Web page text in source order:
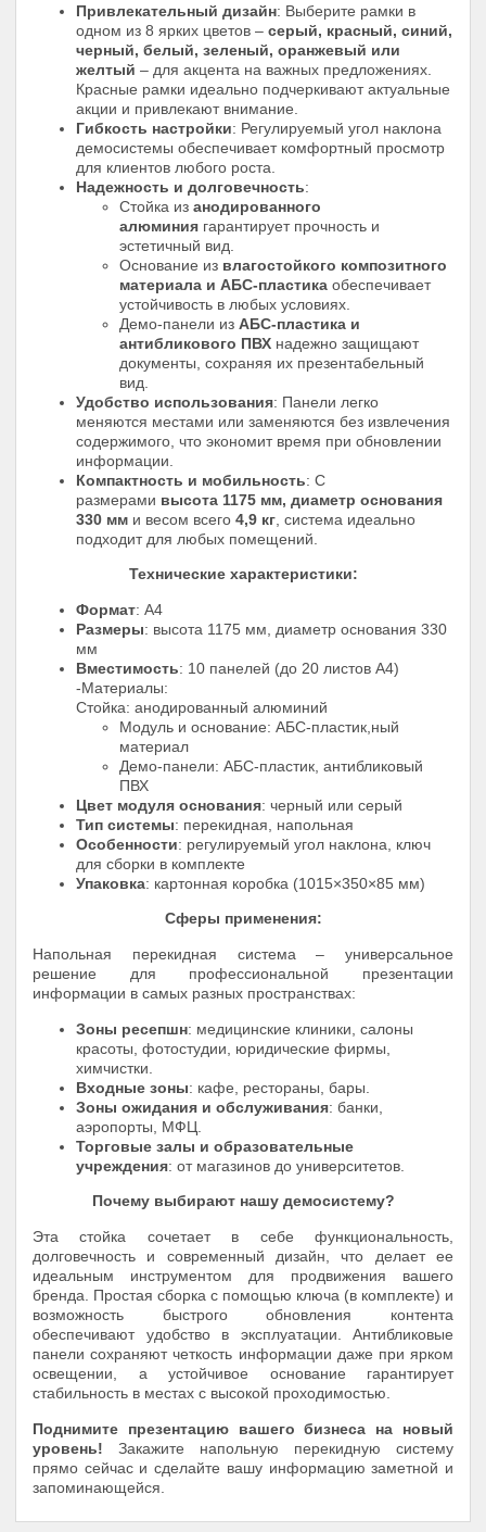
Привлекательный дизайн: Выберите рамки в
одном из 8 ярких цветов – серый, красный, синий,
черный, белый, зеленый, оранжевый или
желтый – для акцента на важных предложениях.
Красные рамки идеально подчеркивают актуальные
акции и привлекают внимание.
Гибкость настройки: Регулируемый угол наклона
демосистемы обеспечивает комфортный просмотр
для клиентов любого роста.
Надежность и долговечность:
Стойка из анодированного
алюминия гарантирует прочность и
эстетичный вид.
Основание из влагостойкого композитного
материала и АБС-пластика обеспечивает
устойчивость в любых условиях.
Демо-панели из АБС-пластика и
антибликового ПВХ надежно защищают
документы, сохраняя их презентабельный
вид.
Удобство использования: Панели легко
меняются местами или заменяются без извлечения
содержимого, что экономит время при обновлении
информации.
Компактность и мобильность: С
размерами высота 1175 мм, диаметр основания
330 мм и весом всего 4,9 кг , система идеально
подходит для любых помещений.
Технические характеристики:
Формат: А4
Размеры: высота 1175 мм, диаметр основания 330
мм
Вместимость: 10 панелей (до 20 листов А4)
-Материалы:
Стойка: анодированный алюминий
Модуль и основание: АБС-пластик,ный
материал
Демо-панели: АБС-пластик, антибликовый
ПВХ
Цвет модуля основания: черный или серый
Тип системы: перекидная, напольная
Особенности: регулируемый угол наклона, ключ
для сборки в комплекте
Упаковка: картонная коробка (1015×350×85 мм)
Сферы применения:
Напольная перекидная система – универсальное
решение для профессиональной презентации
информации в самых разных пространствах:
Зоны ресепшн: медицинские клиники, салоны
красоты, фотостудии, юридические фирмы,
химчистки.
Входные зоны: кафе, рестораны, бары.
Зоны ожидания и обслуживания: банки,
аэропорты, МФЦ.
Торговые залы и образовательные
учреждения: от магазинов до университетов.
Почему выбирают нашу демосистему?
Эта стойка сочетает в себе функциональность,
долговечность и современный дизайн, что делает ее
идеальным инструментом для продвижения вашего
бренда. Простая сборка с помощью ключа (в комплекте) и
возможность быстрого обновления контента
обеспечивают удобство в эксплуатации. Антибликовые
панели сохраняют четкость информации даже при ярком
освещении, а устойчивое основание гарантирует
стабильность в местах с высокой проходимостью.
Поднимите презентацию вашего бизнеса на новый
уровень! Закажите напольную перекидную систему
прямо сейчас и сделайте вашу информацию заметной и
запоминающейся.